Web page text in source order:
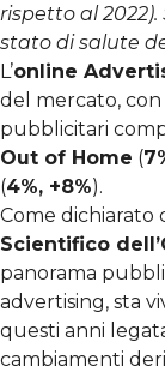
rispetto al
stato di salute
L’online
del mercato,
pubblicitari
Out of Home (
(4%, +8%).
Come dichiarato
Scientifico
panorama
advertising, sta
questi anni
cambiamenti